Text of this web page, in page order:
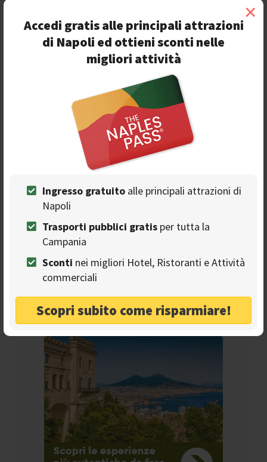
Accedi gratis alle principali attrazioni
di Napoli ed ottieni sconti nelle
migliori attività
Ingresso gratuito alle principali attrazioni di
Napoli
Trasporti pubblici gratis per tutta la
Campania
Sconti nei migliori Hotel, Ristoranti e Attività
commerciali
Scopri subito come risparmiare!
×
tradizione vuole che la si afferrì per i capelli e la si cacci
recitando delle formule magiche.
Seguici sulla nostra
pagina Facebook